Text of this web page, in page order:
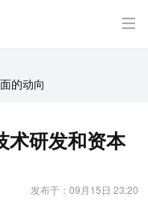
的动向
术研发和资本
发布于：09月15日 23:20